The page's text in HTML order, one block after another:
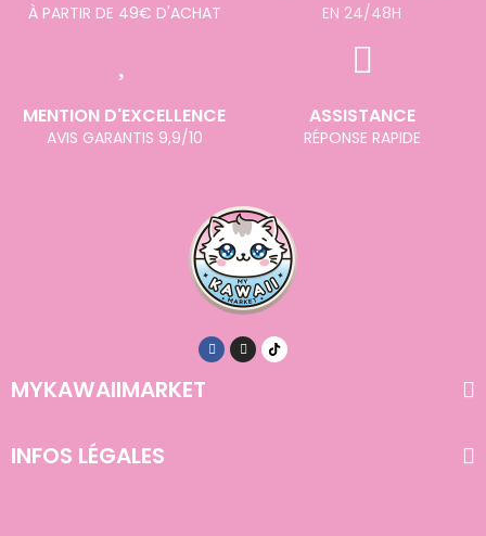
À PARTIR DE 49€ D'ACHAT EN 24/48H
MENTION D'EXCELLENCE
AVIS GARANTIS 9,9/10
ASSISTANCE
RÉPONSE RAPIDE
MYKAWAIIMARKET
INFOS LÉGALES